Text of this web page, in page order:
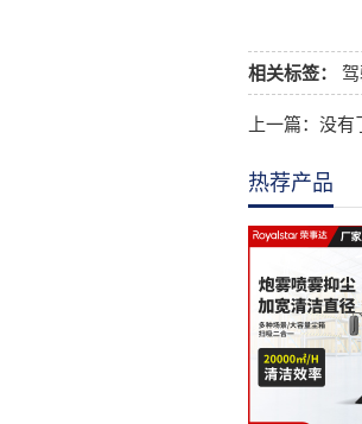
相关标签：
上一篇：没有
热荐产品